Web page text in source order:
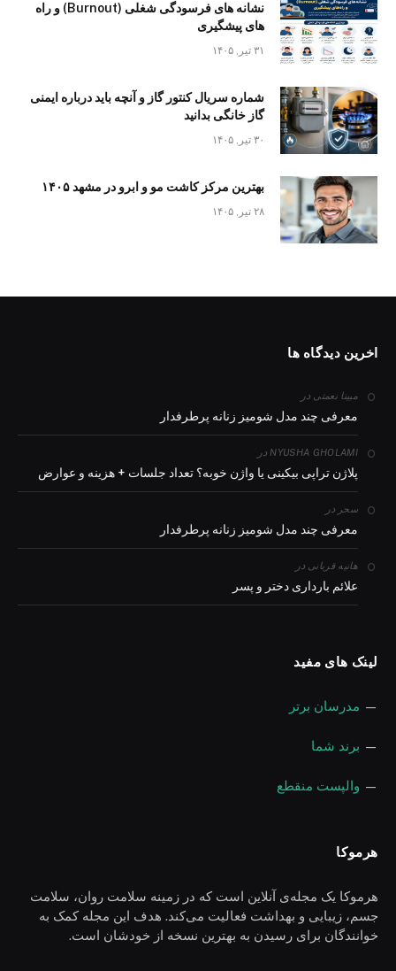
نشانه های فرسودگی شغلی (Burnout) و راه
های پیشگیری
۳۱ تیر, ۱۴۰۵
شماره سریال کنتور گاز و آنچه باید درباره ایمنی
گاز خانگی بدانید
۳۰ تیر, ۱۴۰۵
بهترین مرکز کاشت مو و ابرو در مشهد ۱۴۰۵
۲۸ تیر, ۱۴۰۵
اخرین دیدگاه ها
مبینا نعمتی در
معرفی چند مدل شومیز زنانه پرطرفدار
NYUSHA GHOLAMI در
پلاژن تراپی بیکینی یا واژن خوبه؟ تعداد جلسات + هزینه و عوارض
سحر در
معرفی چند مدل شومیز زنانه پرطرفدار
هانیه قربانی در
علائم بارداری دختر و پسر
لینک های مفید
— مدرسان برتر
— برند شما
— والپست منقطع
هرموکا
هرموکا یک مجله‌ی آنلاین است که در زمینه سلامت روان، سلامت
جسم، زیبایی و بهداشت فعالیت می‌کند. هدف این مجله کمک به
خوانندگان برای رسیدن به بهترین نسخه از خودشان است.